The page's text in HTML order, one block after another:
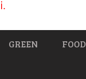
GREEN FOOD